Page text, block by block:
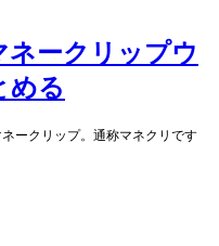
ークリップウ
める
ークリップ。通称マネクリです